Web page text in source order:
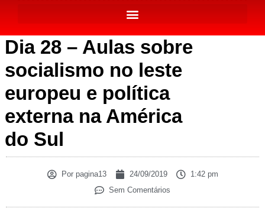
Dia 28 – Aulas sobre
socialismo no leste
europeu e política
externa na América
do Sul
Porpagina13 24/09/2019
1:42 pm
Sem Comentários